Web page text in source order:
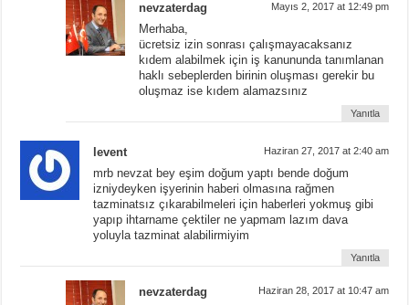
nevzaterdag Mayıs 2, 2017 at 12:49 pm
Merhaba,
ücretsiz izin sonrası çalışmayacaksanız
kıdem alabilmek için iş kanununda tanımlanan
haklı sebeplerden birinin oluşması gerekir bu
oluşmaz ise kıdem alamazsınız
Yanıtla
levent Haziran 27, 2017 at 2:40 am
mrb nevzat bey eşim doğum yaptı bende doğum
izniydeyken işyerinin haberi olmasına rağmen
tazminatsız çıkarabilmeleri için haberleri yokmuş gibi
yapıp ihtarname çektiler ne yapmam lazım dava
yoluyla tazminat alabilirmiyim
Yanıtla
nevzaterdag Haziran 28, 2017 at 10:47 am